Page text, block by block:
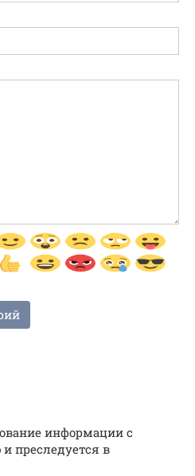
информации с
и преследуется в